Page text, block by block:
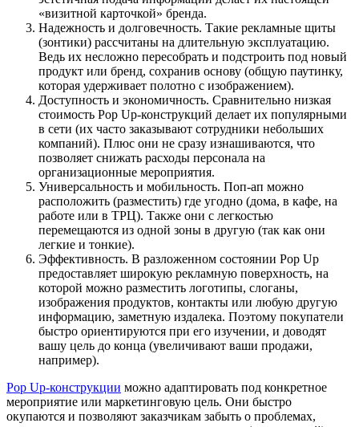
«визитной карточкой» бренда.
Надежность и долговечность. Такие рекламные щиты
(зонтики) рассчитаны на длительную эксплуатацию.
Ведь их несложно пересобрать и подстроить под новый
продукт или бренд, сохранив основу (общую паутинку,
которая удерживает полотно с изображением).
Доступность и экономичность. Сравнительно низкая
стоимость Pop Up-конструкций делает их популярными
в сети (их часто заказывают сотрудники небольших
компаний). Плюс они не сразу изнашиваются, что
позволяет снижать расходы персонала на
организационные мероприятия.
Универсальность и мобильность. Поп-ап можно
расположить (разместить) где угодно (дома, в кафе, на
работе или в ТРЦ). Также они с легкостью
перемещаются из одной зоны в другую (так как они
легкие и тонкие).
Эффективность. В разложенном состоянии Pop Up
предоставляет широкую рекламную поверхность, на
которой можно разместить логотипы, слоганы,
изображения продуктов, контакты или любую другую
информацию, заметную издалека. Поэтому покупатели
быстро ориентируются при его изучении, и доводят
вашу цель до конца (увеличивают ваши продажи,
например).
Pop Up-конструкции можно адаптировать под конкретное
мероприятие или маркетинговую цель. Они быстро
окупаются и позволяют заказчикам забыть о проблемах,